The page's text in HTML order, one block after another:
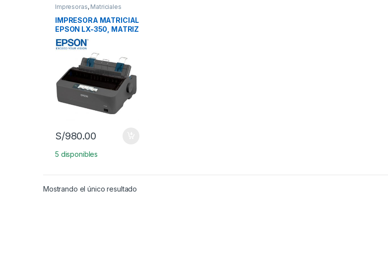
Impresoras, Matriciales
IMPRESORA MATRICIAL
EPSON LX-350, MATRIZ
DE 9 PINES,
VELOCIDAD MÁXIMA
347 CPS (10 CPI)
S/980.00
5 disponibles
Mostrando el único resultado